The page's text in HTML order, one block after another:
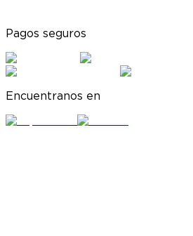
Pagos seguros
Encuentranos en